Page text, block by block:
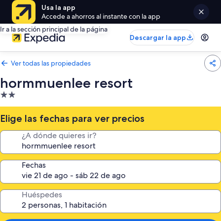
Usa la app
Accede a ahorros al instante con la app
Ir a la sección principal de la página
Descargar la app
Ver todas las propiedades
hormmuenlee resort
Propiedad
de
2.0
estrellas
Elige las fechas para ver precios
¿A dónde quieres ir?
Fechas
Huéspedes